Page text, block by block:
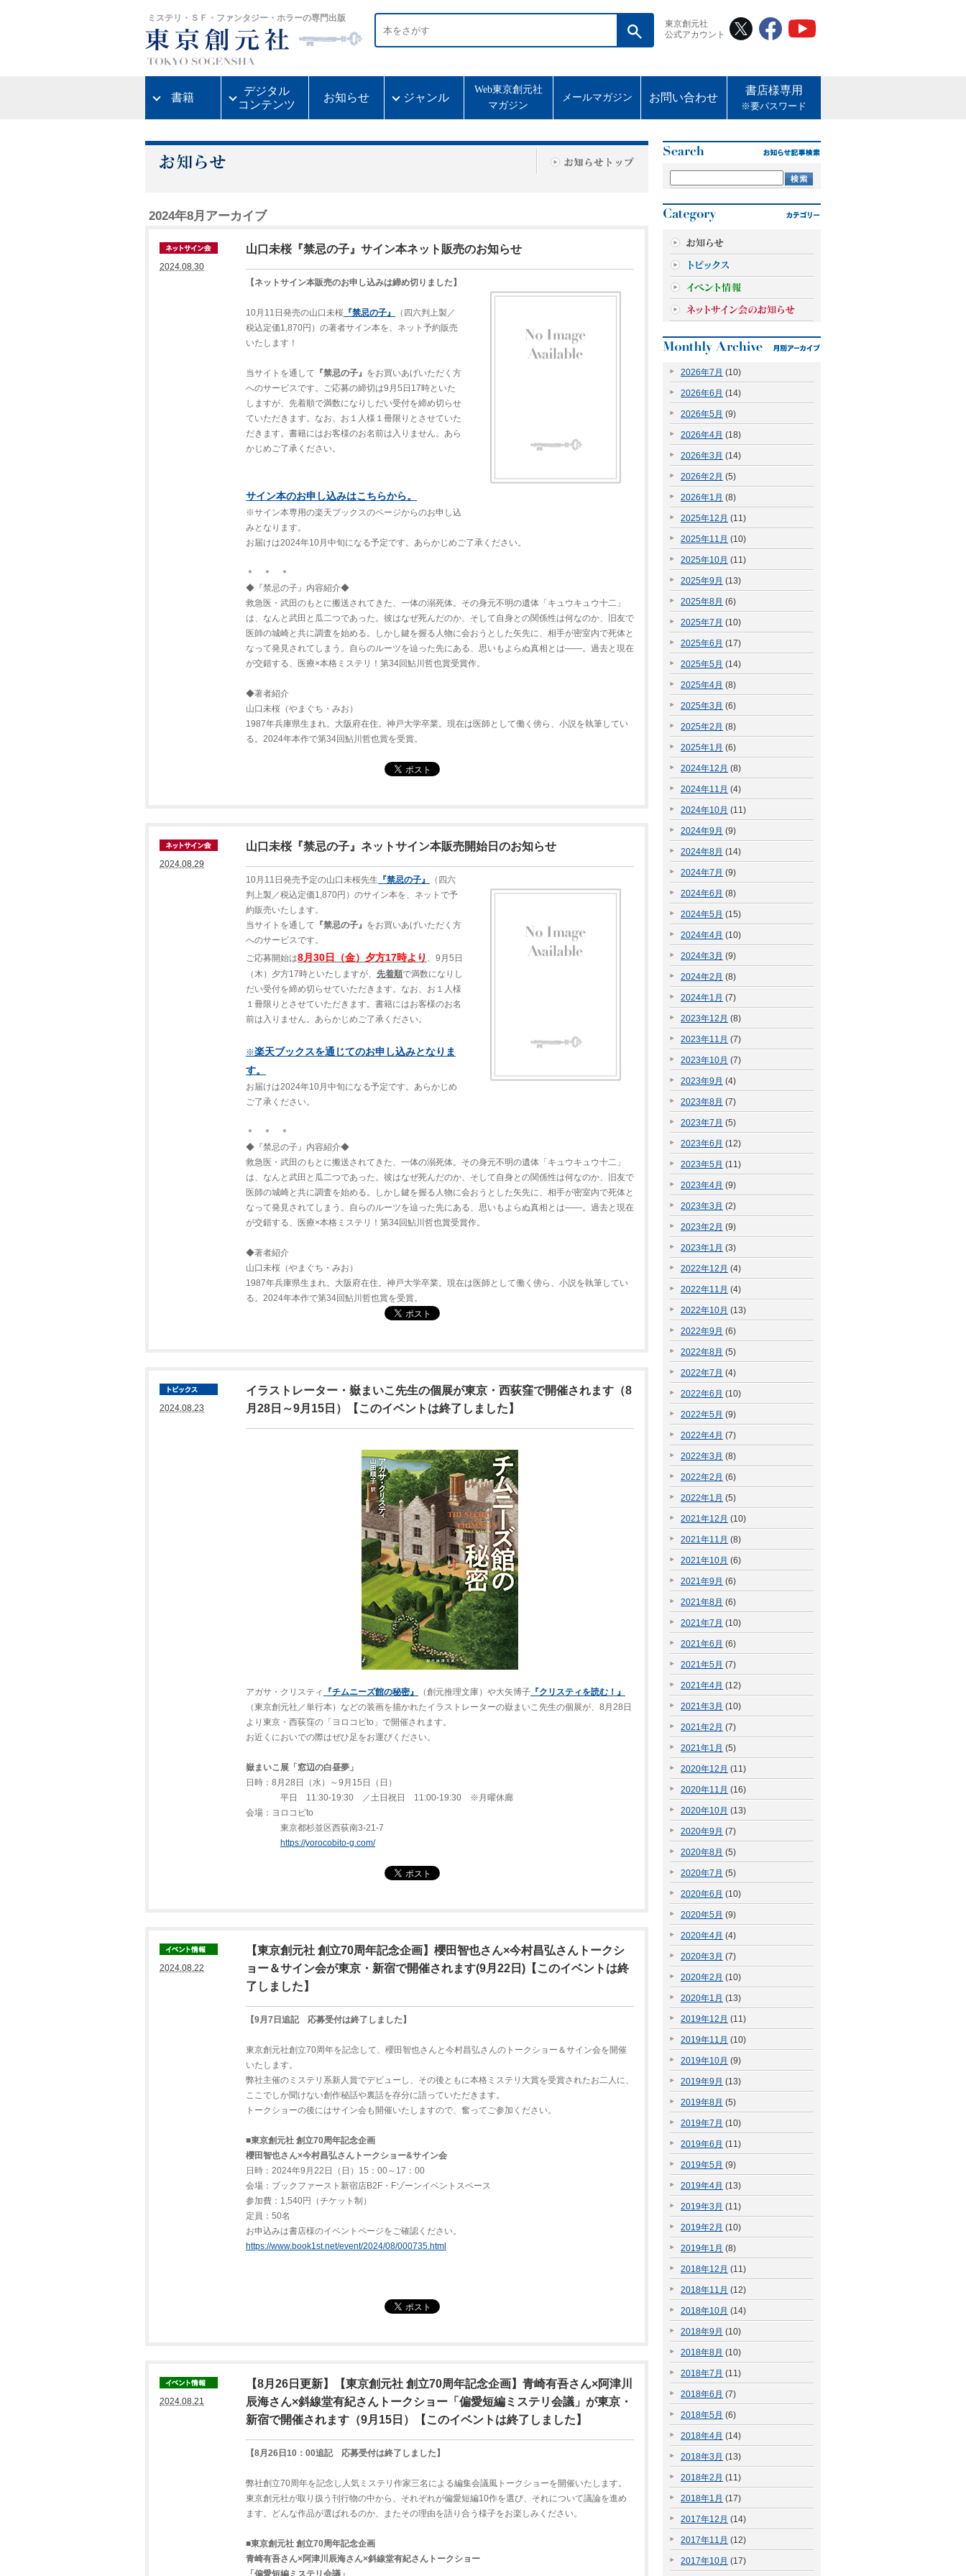
ミステリ・ＳＦ・ファンタジー・ホラーの専門出版
東京創元社
公式アカウント
書籍
デジタル
コンテンツ
お知らせ ジャンル
Web東京創元社
マガジン
メールマガジン お問い合わせ
書店様専用
※要パスワード
2024年8月アーカイブ
2024.08.30
山口未桜『禁忌の子』サイン本ネット販売のお知らせ
【ネットサイン本販売のお申し込みは締め切りました】
10月11日発売の山口未桜 『禁忌の子』
（四六判上製／
税込定価1,870円）の著者サイン本を、ネット予約販売
いたします！
当サイトを通して 『禁忌の子』 をお買いあげいただく方
へのサービスです。ご応募の締切は9月5日17時といた
しますが、先着順で満数になりしだい受付を締め切らせ
ていただきます。なお、お１人様１冊限りとさせていた
だきます。書籍にはお客様のお名前は入りません。あら
かじめご了承ください。
サイン本のお申し込みはこちらから。
※サイン本専用の楽天ブックスのページからのお申し込
みとなります。
お届けは2024年10月中旬になる予定です。あらかじめご了承ください。
＊ ＊ ＊
◆『禁忌の子』内容紹介◆
救急医・武田のもとに搬送されてきた、一体の溺死体。その身元不明の遺体「キュウキュウ十二」
は、なんと武田と瓜二つであった。彼はなぜ死んだのか、そして自身との関係性は何なのか、旧友で
医師の城崎と共に調査を始める。しかし鍵を握る人物に会おうとした矢先に、相手が密室内で死体と
なって発見されてしまう。自らのルーツを辿った先にある、思いもよらぬ真相とは――。過去と現在
が交錯する、医療×本格ミステリ！第34回鮎川哲也賞受賞作。
◆著者紹介
山口未桜（やまぐち・みお）
1987年兵庫県生まれ。大阪府在住。神戸大学卒業。現在は医師として働く傍ら、小説を執筆してい
る。2024年本作で第34回鮎川哲也賞を受賞。
2024.08.29
山口未桜『禁忌の子』ネットサイン本販売開始日のお知らせ
10月11日発売予定の山口未桜先生 『禁忌の子』
（四六
判上製／税込定価1,870円）のサイン本を、ネットで予
約販売いたします。
当サイトを通して 『禁忌の子』 をお買いあげいただく方
へのサービスです。
ご応募開始は8月30日（金）夕方17時より 、9月5日
（木）夕方17時といたしますが、 先着順で満数になりし
だい受付を締め切らせていただきます。なお、お１人様
１冊限りとさせていただきます。書籍にはお客様のお名
前は入りません。あらかじめご了承ください。
※楽天ブックスを通じてのお申し込みとなりま
す。
お届けは2024年10月中旬になる予定です。あらかじめ
ご了承ください。
＊ ＊ ＊
◆『禁忌の子』内容紹介◆
救急医・武田のもとに搬送されてきた、一体の溺死体。その身元不明の遺体「キュウキュウ十二」
は、なんと武田と瓜二つであった。彼はなぜ死んだのか、そして自身との関係性は何なのか、旧友で
医師の城崎と共に調査を始める。しかし鍵を握る人物に会おうとした矢先に、相手が密室内で死体と
なって発見されてしまう。自らのルーツを辿った先にある、思いもよらぬ真相とは――。過去と現在
が交錯する、医療×本格ミステリ！第34回鮎川哲也賞受賞作。
◆著者紹介
山口未桜（やまぐち・みお）
1987年兵庫県生まれ。大阪府在住。神戸大学卒業。現在は医師として働く傍ら、小説を執筆してい
る。2024年本作で第34回鮎川哲也賞を受賞。
2024.08.23
イラストレーター・嶽まいこ先生の個展が東京・西荻窪で開催されます（8
月28日～9月15日）【このイベントは終了しました】
アガサ・クリスティ 『チムニーズ館の秘密』 （創元推理文庫）や大矢博子 『クリスティを読む！』
（東京創元社／単行本）などの装画を描かれたイラストレーターの嶽まいこ先生の個展が、8月28日
より東京・西荻窪の「ヨロコビto」で開催されます。
お近くにおいでの際はぜひ足をお運びください。
嶽まいこ展「窓辺の白昼夢」
日時：8月28日（水）～9月15日（日）
平日 11:30-19:30 ／土日祝日 11:00-19:30 ※月曜休廊
会場：ヨロコビto
東京都杉並区西荻南3-21-7
https://yorocobito-g.com/
2024.08.22
【東京創元社 創立70周年記念企画】櫻田智也さん×今村昌弘さんトークシ
ョー＆サイン会が東京・新宿で開催されます(9月22日)【このイベントは終
了しました】
【9月7日追記 応募受付は終了しました】
東京創元社創立70周年を記念して、櫻田智也さんと今村昌弘さんのトークショー＆サイン会を開催
いたします。
弊社主催のミステリ系新人賞でデビューし、その後ともに本格ミステリ大賞を受賞されたお二人に、
ここでしか聞けない創作秘話や裏話を存分に語っていただきます。
トークショーの後にはサイン会も開催いたしますので、奮ってご参加ください。
■東京創元社 創立70周年記念企画
櫻田智也さん×今村昌弘さんトークショー&サイン会
日時：2024年9月22日（日）15：00～17：00
会場：ブックファースト新宿店B2F・Fゾーンイベントスペース
参加費：1,540円（チケット制）
定員：50名
お申込みは書店様のイベントページをご確認ください。
https://www.book1st.net/event/2024/08/000735.html
2024.08.21
【8月26日更新】【東京創元社 創立70周年記念企画】青崎有吾さん×阿津川
辰海さん×斜線堂有紀さんトークショー「偏愛短編ミステリ会議」が東京・
新宿で開催されます（9月15日）【このイベントは終了しました】
【8月26日10：00追記 応募受付は終了しました】
弊社創立70周年を記念し人気ミステリ作家三名による編集会議風トークショーを開催いたします。
東京創元社が取り扱う刊行物の中から、それぞれが偏愛短編10作を選び、それについて議論を進め
ます。どんな作品が選ばれるのか、またその理由を語り合う様子をお楽しみください。
■東京創元社 創立70周年記念企画
青崎有吾さん×阿津川辰海さん×斜線堂有紀さんトークショー
「偏愛短編ミステリ会議」
2026年7月 (10)
2026年6月 (14)
2026年5月 (9)
2026年4月 (18)
2026年3月 (14)
2026年2月 (5)
2026年1月 (8)
2025年12月 (11)
2025年11月 (10)
2025年10月 (11)
2025年9月 (13)
2025年8月 (6)
2025年7月 (10)
2025年6月 (17)
2025年5月 (14)
2025年4月 (8)
2025年3月 (6)
2025年2月 (8)
2025年1月 (6)
2024年12月 (8)
2024年11月 (4)
2024年10月 (11)
2024年9月 (9)
2024年8月 (14)
2024年7月 (9)
2024年6月 (8)
2024年5月 (15)
2024年4月 (10)
2024年3月 (9)
2024年2月 (8)
2024年1月 (7)
2023年12月 (8)
2023年11月 (7)
2023年10月 (7)
2023年9月 (4)
2023年8月 (7)
2023年7月 (5)
2023年6月 (12)
2023年5月 (11)
2023年4月 (9)
2023年3月 (2)
2023年2月 (9)
2023年1月 (3)
2022年12月 (4)
2022年11月 (4)
2022年10月 (13)
2022年9月 (6)
2022年8月 (5)
2022年7月 (4)
2022年6月 (10)
2022年5月 (9)
2022年4月 (7)
2022年3月 (8)
2022年2月 (6)
2022年1月 (5)
2021年12月 (10)
2021年11月 (8)
2021年10月 (6)
2021年9月 (6)
2021年8月 (6)
2021年7月 (10)
2021年6月 (6)
2021年5月 (7)
2021年4月 (12)
2021年3月 (10)
2021年2月 (7)
2021年1月 (5)
2020年12月 (11)
2020年11月 (16)
2020年10月 (13)
2020年9月 (7)
2020年8月 (5)
2020年7月 (5)
2020年6月 (10)
2020年5月 (9)
2020年4月 (4)
2020年3月 (7)
2020年2月 (10)
2020年1月 (13)
2019年12月 (11)
2019年11月 (10)
2019年10月 (9)
2019年9月 (13)
2019年8月 (5)
2019年7月 (10)
2019年6月 (11)
2019年5月 (9)
2019年4月 (13)
2019年3月 (11)
2019年2月 (10)
2019年1月 (8)
2018年12月 (11)
2018年11月 (12)
2018年10月 (14)
2018年9月 (10)
2018年8月 (10)
2018年7月 (11)
2018年6月 (7)
2018年5月 (6)
2018年4月 (14)
2018年3月 (13)
2018年2月 (11)
2018年1月 (17)
2017年12月 (14)
2017年11月 (12)
2017年10月 (17)